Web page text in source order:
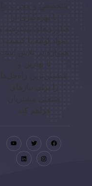
متخصص و مجرب ما
با بهره‌گیری از
فناوری‌های پیشرفته و
مواد اولیه با کیفیت،
همواره در تلاش است
تا بهترین و
مطمئن‌ترین راه‌حل‌ها
را برای نیازهای
صنعتی مشتریان
فراهم کند